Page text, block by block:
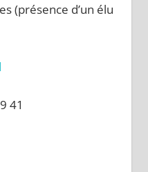
(présence d’un élu
41